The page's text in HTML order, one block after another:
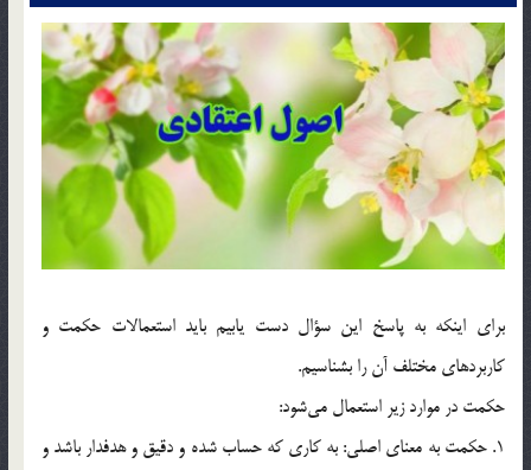
براي اينكه به پاسخ اين سؤال دست يابيم بايد استعمالات حكمت و
كاربردهاي مختلف آن را بشناسيم.
حكمت در موارد زير استعمال مي‌شود:
1. حكمت به معناي اصلي: به كاري كه حساب شده و دقيق و هدفدار باشد و